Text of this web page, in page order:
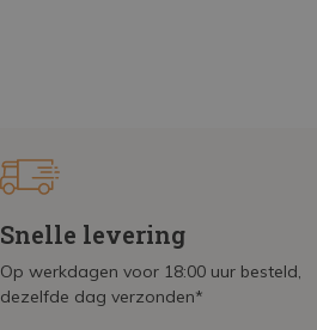
Snelle levering
Op werkdagen voor 18:00 uur besteld,
dezelfde dag verzonden*